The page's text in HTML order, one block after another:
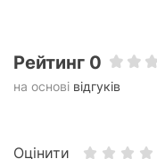
Рейтинг 0
на основі відгуків
Оцінити